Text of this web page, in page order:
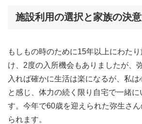
施設利用の選択と家族の決意
もしもの時のために15年以上にわた
け、2度の入所機会もありましたが、
入れば確かに生活は楽になるが、私は
と感じ、体力の続く限り自宅で一緒に
す。今年で60歳を迎えられた弥生さ
られます。